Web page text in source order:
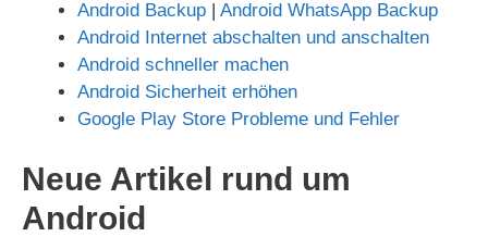
Android Backup | Android WhatsApp Backup
Android Internet abschalten und anschalten
Android schneller machen
Android Sicherheit erhöhen
Google Play Store Probleme und Fehler
Neue Artikel rund um
Android